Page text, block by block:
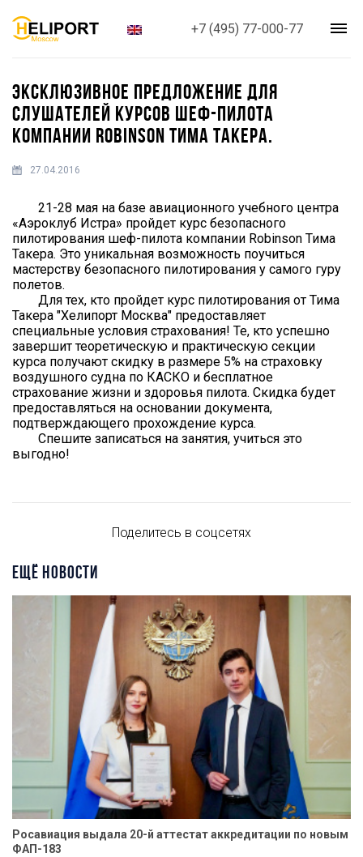
+7 (495) 77-000-77
ЭКСКЛЮЗИВНОЕ ПРЕДЛОЖЕНИЕ ДЛЯ
СЛУШАТЕЛЕЙ КУРСОВ ШЕФ-ПИЛОТА
КОМПАНИИ ROBINSON ТИМА ТАКЕРА.
27.04.2016
21-28 мая на базе авиационного учебного центра
«Аэроклуб Истра» пройдет курс безопасного
пилотирования шеф-пилота компании Robinson Тима
Такера. Это уникальная возможность поучиться
мастерству безопасного пилотирования у самого гуру
полетов.
Для тех, кто пройдет курс пилотирования от Тима
Такера "Хелипорт Москва" предоставляет
специальные условия страхования! Те, кто успешно
завершит теоретическую и практическую секции
курса получают скидку в размере 5% на страховку
воздушного судна по КАСКО и бесплатное
страхование жизни и здоровья пилота. Скидка будет
предоставляться на основании документа,
подтверждающего прохождение курса.
Спешите записаться на занятия, учиться это
выгодно!
Поделитесь в соцсетях
ЕЩЁ НОВОСТИ
Росавиация выдала 20-й аттестат аккредитации по новым
ФАП-183